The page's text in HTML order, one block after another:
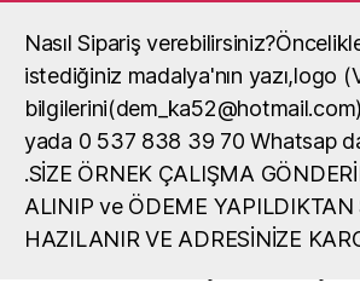
Nasıl Sipariş
istediğiniz madalya'nın yazı,logo
yada 0 537 838 39 70 Whatsap
.SİZE ÖRNEK ÇALIŞMA
ALINIP ve ÖDEME YAPILDIKTAN
HAZILANIR VE ADRESİNİZE
Madalya, madalya
madalya örneği
kayak-